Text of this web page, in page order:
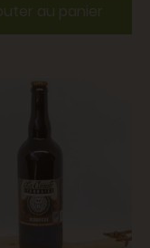
au panier